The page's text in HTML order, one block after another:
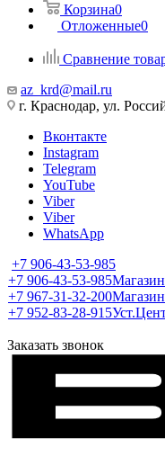
Корзина0
Отложенные0
Сравнение
az_krd@mail.ru
г. Краснодар, ул.
Вконтакте
Instagram
Telegram
YouTube
Viber
Viber
WhatsApp
+7 906-43-53-985
+7 906-43-53-985
+7 967-31-32-200
+7 952-83-28-915
Заказать звонок